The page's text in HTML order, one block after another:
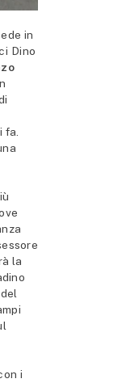
in
Dino
fa.
la
i